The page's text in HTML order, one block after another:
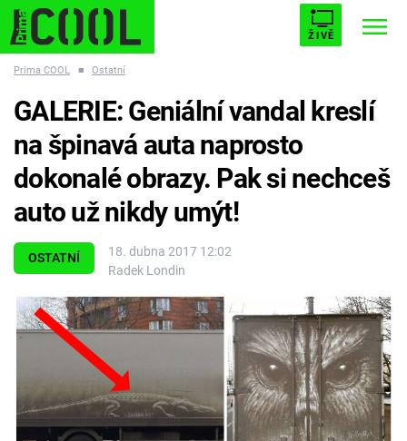
ŽIVĚ
ESCAPE PLNEJ KOTEL AVENGERS 5
Témata
Seriály
Hry
Cool Esport
Prima COOL ■ Ostatní
OSTATNÍ
18. dubna 2017 12:02
Radek Londin
GALERIE: Geniální vandal kreslí
na špinavá auta naprosto
dokonalé obrazy. Pak si nechceš
auto už nikdy umýt!